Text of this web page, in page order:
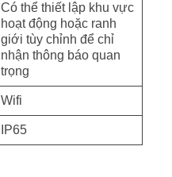
Có thể thiết lập khu vực
hoạt động hoặc ranh
giới tùy chỉnh để chỉ
nhận thông báo quan
trọng
Wifi
IP65